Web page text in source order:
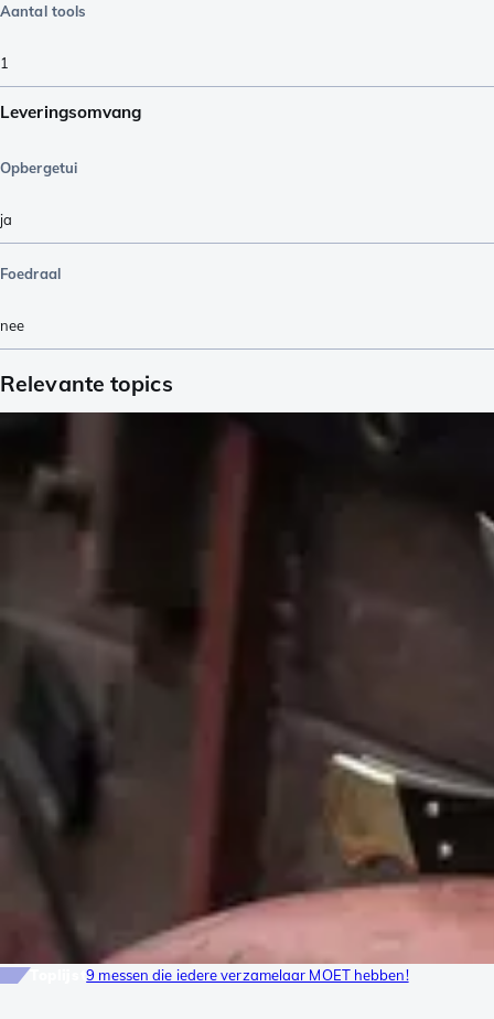
Aantal tools
1
Leveringsomvang
Opbergetui
ja
Foedraal
nee
Relevante topics
Toplijst9 messen die iedere verzamelaar MOET hebben!